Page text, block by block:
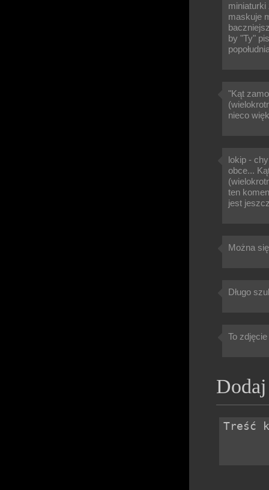
miniaturki
maskuje
by "Ty"
"Kąt
nieco
lokip -
obce...
ten
jest
Można
Długo
To